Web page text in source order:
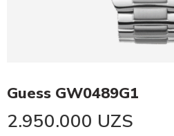
Guess GW0489G1
2.950.000 UZS